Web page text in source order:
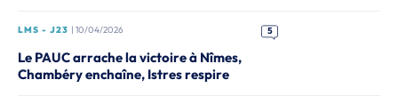
LMS - J23 | 10/04/2026 5
Le PAUC arrache la victoire à Nîmes,
Chambéry enchaîne, Istres respire